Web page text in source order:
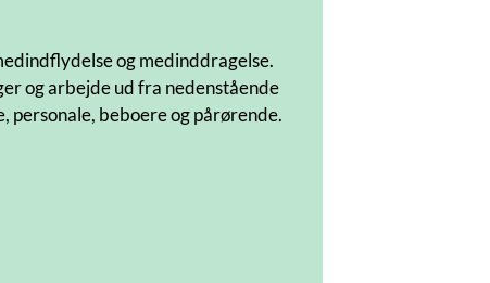
og medinddragelse.
og arbejde ud fra nedenstående
personale, beboere og pårørende.